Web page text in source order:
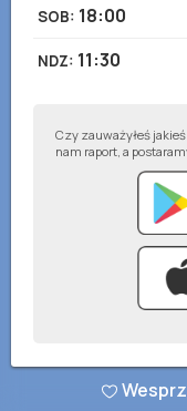
SOB: 18:00
NDZ: 11:30
Czy zauważyłeś
nam raport, a
© DinDonDan App 2026–